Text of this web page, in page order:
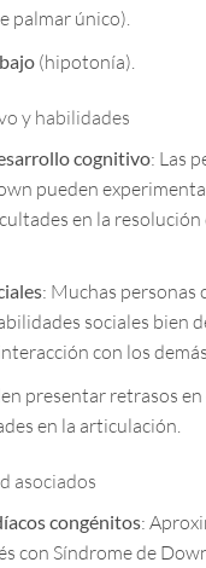
palmar único).
(hipotonía).
y habilidades
cognitivo: Las
pueden
en la
: Muchas personas
sociales bien
con los
presentar retrasos
en la articulación.
asociados
congénitos:
con Síndrome de